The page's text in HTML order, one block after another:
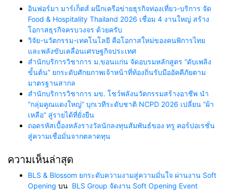
อินฟอร์มา มาร์เก็ตส์ ผนึกเครือข่ายธุรกิจท่องเที่ยว-บริการ จัด
Food & Hospitality Thailand 2026 เชื่อม 4 งานใหญ่ สร้าง
โอกาสธุรกิจครบวงจร ด้วยครับ
วิจัย-นวัตกรรม-เทคโนโลยี คือโอกาสใหม่ของคนพิการไทย
และพลังขับเคลื่อนเศรษฐกิจประเทศ
สำนักบริการวิชาการ ม.ขอนแก่น จัดอบรมหลักสูตร “ดับเพลิง
ขั้นต้น” ยกระดับศักยภาพเจ้าหน้าที่ท้องถิ่นรับมืออัคคีภัยตาม
มาตรฐานสากล
สำนักบริการวิชาการ มข. โชว์พลังนวัตกรรมสร้างอาชีพ นำ
“กลุ่มคูณแดงใหญ่” บุกเวทีระดับชาติ NCPD 2026 เปลี่ยน “ผ้า
เหลือ” สู่รายได้ที่ยั่งยืน
ถอดรหัสเบื้องหลังรางวัลนักลงทุนสัมพันธ์ของ ทรู คอร์ปอเรชั่น
สู่ความเชื่อมั่นจากตลาดทุน
ความเห็นล่าสุด
BLS & Blossom ยกระดับความงามสู่ความมั่นใจ ผ่านงาน Soft
Opening บน BLS Group จัดงาน Soft Opening Event